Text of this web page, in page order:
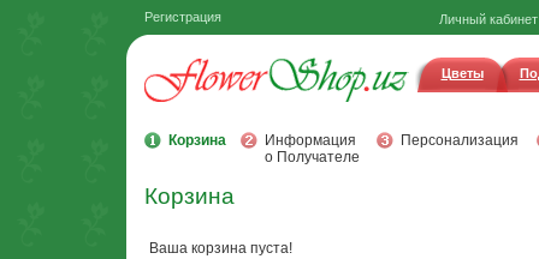
Регистрация Личный кабинет
Цветы
Корзина
Информация
о Получателе
Персонализация
Корзина
Ваша корзина пуста!